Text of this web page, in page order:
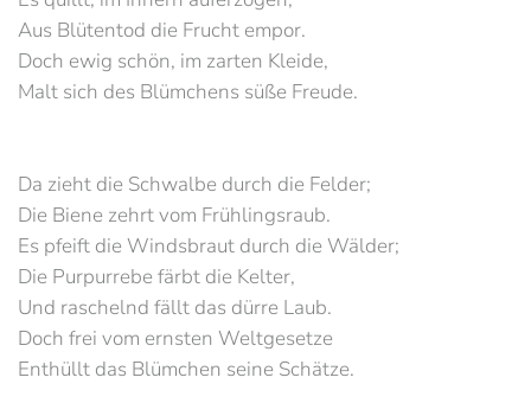
Aus Blütentod die Frucht empor.
Doch ewig schön, im zarten Kleide,
Malt sich des Blümchens süße Freude.
Da zieht die Schwalbe durch die Felder;
Die Biene zehrt vom Frühlingsraub.
Es pfeift die Windsbraut durch die Wälder;
Die Purpurrebe färbt die Kelter,
Und raschelnd fällt das dürre Laub.
Doch frei vom ernsten Weltgesetze
Enthüllt das Blümchen seine Schätze.